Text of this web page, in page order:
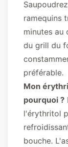
ramequins
minutes au
du grill du
préférable.
Mon
pourquoi ?
l'érythritol
bouche.